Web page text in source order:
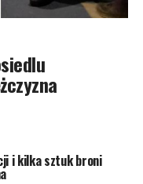
i kilka sztuk broni